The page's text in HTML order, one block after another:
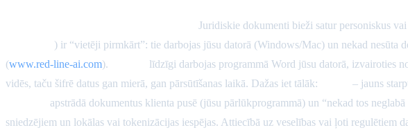
Juridiskie dokumenti bieži satur personiskus
) ir “vietēji pirmkārt”: tie darbojas jūsu datorā (Windows/Mac) un nekad nesūta
(www.red-line-ai.com). līdzīgi darbojas programmā Word jūsu datorā, izvairoties
vidēs, taču šifrē datus gan mierā, gan pārsūtīšanas laikā. Dažas iet tālāk:
– jauns
apstrādā dokumentus klienta pusē (jūsu pārlūkprogrammā) un “nekad tos
sniedzējiem un lokālas vai tokenizācijas iespējas. Attiecībā uz veselības vai ļoti